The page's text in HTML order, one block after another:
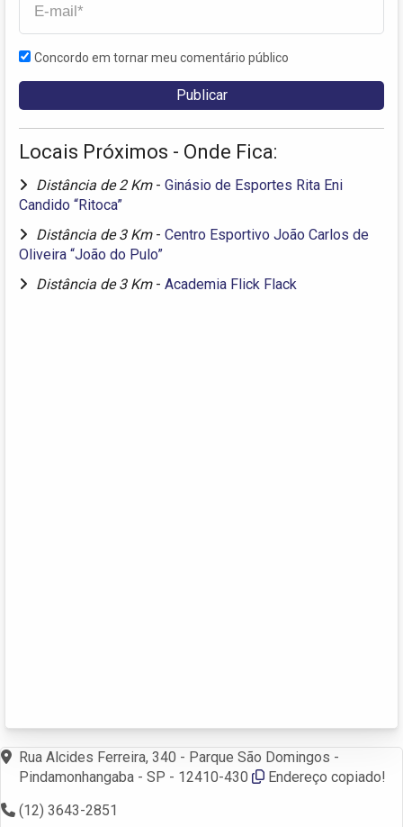
Concordo em tornar meu comentário público
Locais Próximos - Onde Fica:
Distância de 2 Km - Ginásio de Esportes Rita Eni
Candido “Ritoca”
Distância de 3 Km - Centro Esportivo João Carlos de
Oliveira “João do Pulo”
Distância de 3 Km - Academia Flick Flack
Rua Alcides Ferreira, 340 - Parque São Domingos -
Pindamonhangaba - SP - 12410-430
Endereço copiado!
(12) 3643-2851